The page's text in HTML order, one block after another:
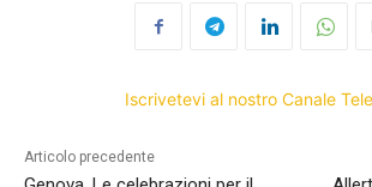
Iscrivetevi al nostro Canale
Articolo precedente